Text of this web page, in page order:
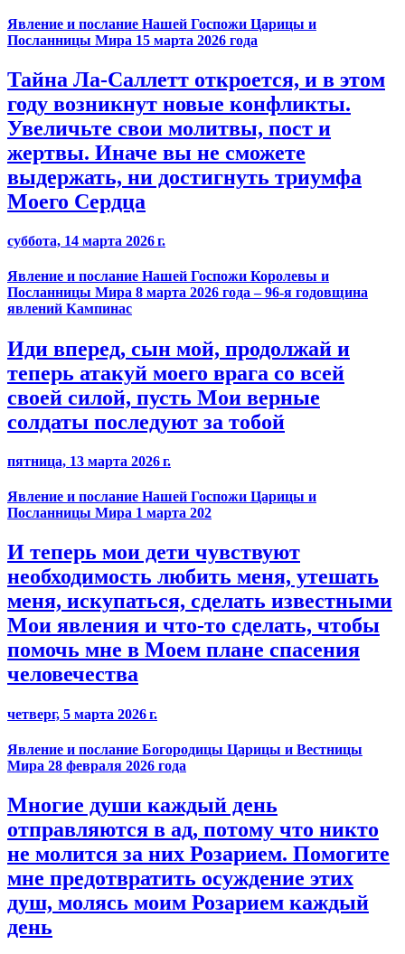
Явление и послание Нашей Госпожи Царицы и
Посланницы Мира 15 марта 2026 года
Тайна Ла-Саллетт откроется, и в этом
году возникнут новые конфликты.
Увеличьте свои молитвы, пост и
жертвы. Иначе вы не сможете
выдержать, ни достигнуть триумфа
Моего Сердца
суббота, 14 марта 2026 г.
Явление и послание Нашей Госпожи Королевы и
Посланницы Мира 8 марта 2026 года – 96-я годовщина
явлений Кампинас
Иди вперед, сын мой, продолжай и
теперь атакуй моего врага со всей
своей силой, пусть Мои верные
солдаты последуют за тобой
пятница, 13 марта 2026 г.
Явление и послание Нашей Госпожи Царицы и
Посланницы Мира 1 марта 202
И теперь мои дети чувствуют
необходимость любить меня, утешать
меня, искупаться, сделать известными
Мои явления и что-то сделать, чтобы
помочь мне в Моем плане спасения
человечества
четверг, 5 марта 2026 г.
Явление и послание Богородицы Царицы и Вестницы
Мира 28 февраля 2026 года
Многие души каждый день
отправляются в ад, потому что никто
не молится за них Розарием. Помогите
мне предотвратить осуждение этих
душ, молясь моим Розарием каждый
день